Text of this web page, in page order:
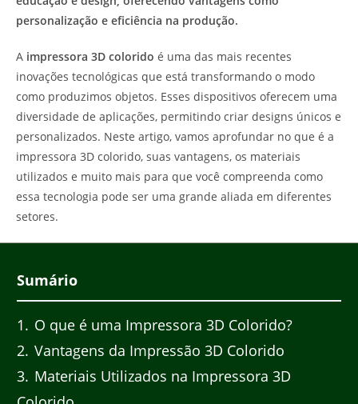
personalização e eficiência na produção.
A impressora 3D colorido é uma das mais recentes
inovações tecnológicas que está transformando o modo
como produzimos objetos. Esses dispositivos oferecem uma
diversidade de aplicações, permitindo criar designs únicos e
personalizados. Neste artigo, vamos aprofundar no que é a
impressora 3D colorido, suas vantagens, os materiais
utilizados e muito mais para que você compreenda como
essa tecnologia pode ser uma grande aliada em diferentes
setores.
Sumário
1
O que é uma Impressora 3D Colorido?
2 Vantagens da Impressão 3D Colorido
3 Materiais Utilizados na Impressora 3D